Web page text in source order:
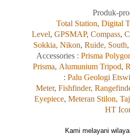
Produk-
Total Station, Digital
Level, GPSMAP, Compass,
Sokkia, Nikon, Ruide, South,
Accessories : Prisma
Prisma, Alumunium Tripod,
: Palu Geologi
Meter, Fishfinder,
Eyepiece, Meteran Stilon,
HT
Kami melayani